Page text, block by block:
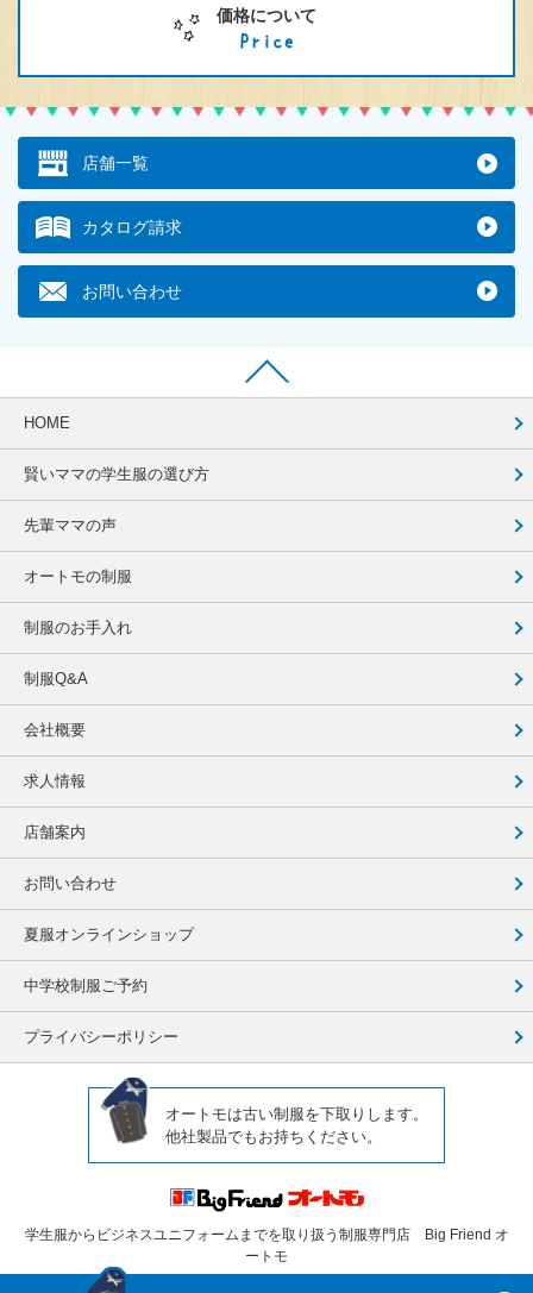
価格について
店舗一覧
カタログ請求
お問い合わせ
HOME
賢いママの学生服の選び方
先輩ママの声
オートモの制服
制服のお手入れ
制服Q&A
会社概要
求人情報
店舗案内
お問い合わせ
夏服オンラインショップ
中学校制服ご予約
プライバシーポリシー
オートモは古い制服を下取りします。
他社製品でもお持ちください。
学生服からビジネスユニフォームまでを取り扱う制服専門店 Big Friend オ
ートモ